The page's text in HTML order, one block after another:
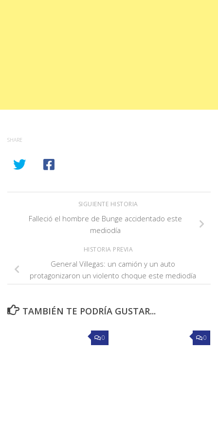
SHARE
SIGUIENTE HISTORIA
Falleció el hombre de Bunge accidentado este
mediodía
HISTORIA PREVIA
General Villegas: un camión y un auto
protagonizaron un violento choque este mediodía
TAMBIÉN TE PODRÍA GUSTAR...
0 0